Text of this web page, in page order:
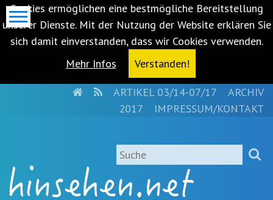
Cookies ermöglichen eine bestmögliche Bereitstellung
unserer Dienste. Mit der Nutzung der Website erklären Sie
sich damit einverstanden, dass wir Cookies verwenden.
Mehr Infos
Verstanden!
springen
(Accesskey
HOMERSSARTIKEL 03/14-07/17
ARCHIV
2017
IMPRESSUM/KONTAKT
Suche